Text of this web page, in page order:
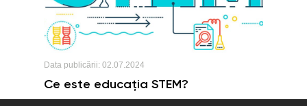
Data publicării: 02.07.2024
Ce este educația STEM?